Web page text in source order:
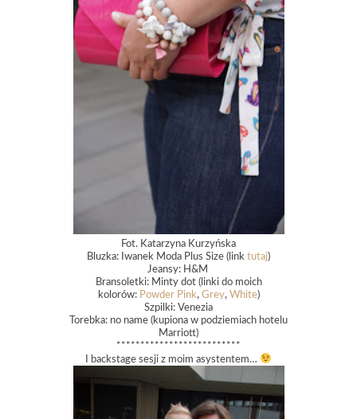
Fot. Katarzyna Kurzyńska
Bluzka: Iwanek Moda Plus Size (link tutaj)
Jeansy: H&M
Bransoletki: Minty dot (linki do moich
kolorów: Powder Pink, Grey, White)
Szpilki: Venezia
Torebka: no name (kupiona w podziemiach hotelu
Marriott)
**************************
I backstage sesji z moim asystentem…